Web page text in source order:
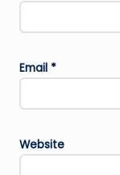
Email *
Website